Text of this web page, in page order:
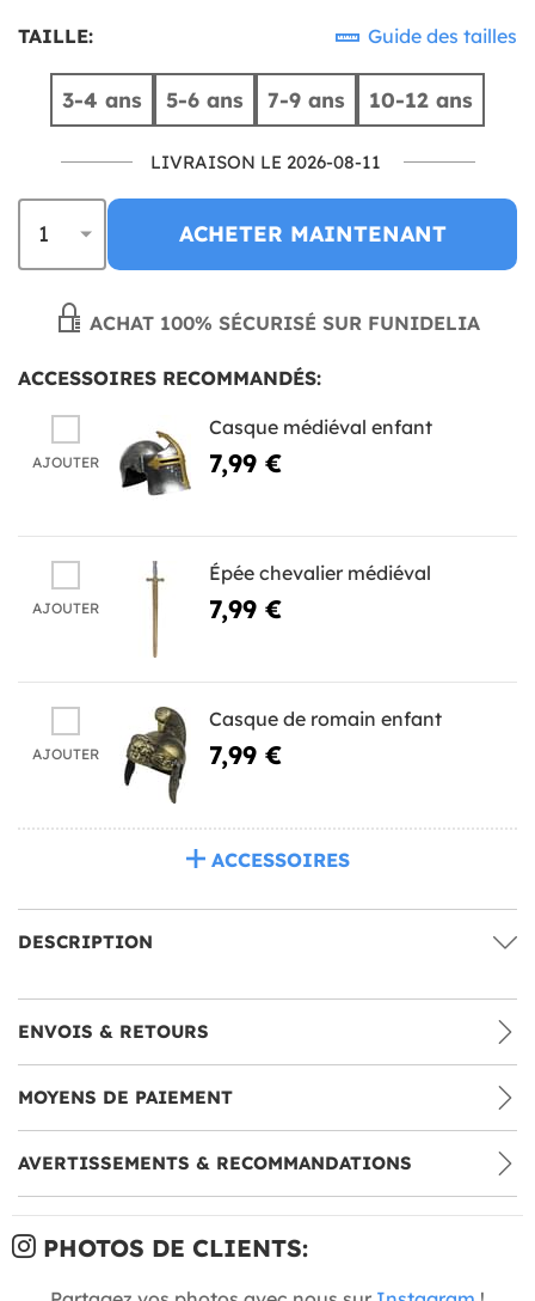
TAILLE: Guide des tailles
3-4 ans 5-6 ans 7-9 ans 10-12 ans
LIVRAISON LE 2026-08-11
ACHETER MAINTENANT
ACHAT 100% SÉCURISÉ SUR FUNIDELIA
ACCESSOIRES RECOMMANDÉS:
AJOUTER
Casque médiéval enfant
7,99 €
AJOUTER
Épée chevalier médiéval
7,99 €
AJOUTER
Casque de romain enfant
7,99 €
ACCESSOIRES
DESCRIPTION
ENVOIS & RETOURS
MOYENS DE PAIEMENT
AVERTISSEMENTS & RECOMMANDATIONS
PHOTOS DE CLIENTS: